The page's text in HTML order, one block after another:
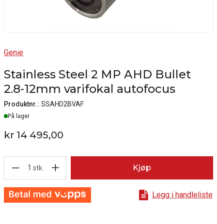
Genie
Stainless Steel 2 MP AHD Bullet
2.8-12mm varifokal autofocus
Produktnr.: SSAHD2BVAF
Lager
På lager
kr 14 495,00
1 stk. Kjøp
Legg i handleliste